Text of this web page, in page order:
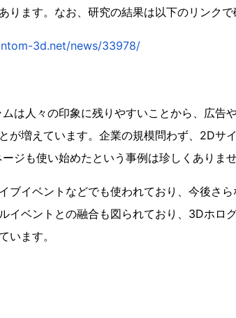
ります。なお、研究の結果は以下のリンクで
3d.net/news/33978/
は人々の印象に残りやすいことから、広告
が増えています。企業の規模問わず、2Dサ
ジも使い始めたという事例は珍しくありませ
ブイベントなどでも使われており、今後さ
イベントとの融合も図られており、3Dホロ
います。